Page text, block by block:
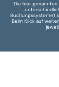
Die hier
Buchungssysteme)
Beim Klick auf